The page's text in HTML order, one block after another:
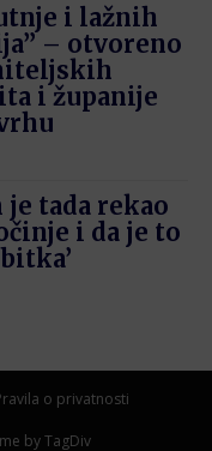
i lažnih
– otvoreno
i županije
je tada rekao
i da je to
o privatnosti
by TagDiv